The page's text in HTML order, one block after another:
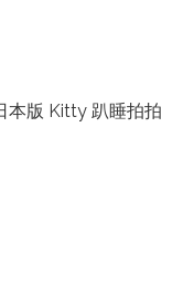
本版 Kitty 趴睡拍拍